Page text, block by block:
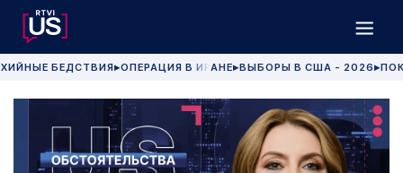
БЕДСТВИЯ▶ОПЕРАЦИЯ В ИРАНЕ▶ВЫБОРЫ В США - 2026 ▶